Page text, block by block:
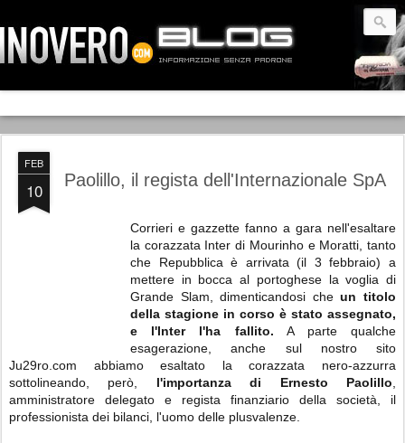
FEB
10 Paolillo, il regista dell'Internazionale SpA
Corrieri e gazzette fanno a gara nell'esaltare
la corazzata Inter di Mourinho e Moratti, tanto
che Repubblica è arrivata (il 3 febbraio) a
mettere in bocca al portoghese la voglia di
Grande Slam, dimenticandosi cheun titolo
della stagione in corso è stato assegnato,
e l'Inter l'ha fallito. A parte qualche
esagerazione, anche sul nostro sito
Ju29ro.com abbiamo esaltato la corazzata nero-azzurra
sottolineando, però, l'importanza di Ernesto Paolillo
amministratore delegato e regista finanziario della società, il
professionista dei bilanci, l'uomo delle plusvalenze.